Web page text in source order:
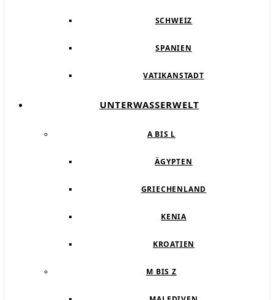
SCHWEIZ
SPANIEN
VATIKANSTADT
UNTERWASSERWELT
A BIS L
ÄGYPTEN
GRIECHENLAND
KENIA
KROATIEN
M BIS Z